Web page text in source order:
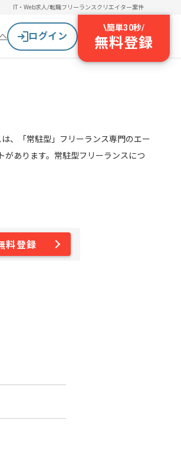
IT・Web求人/転職フリーランスクリエイター案件
ログイン
\簡単30秒/
無料登録
、「常駐型」フリーランス専門のエー
あります。常駐型フリーランスにつ
料登録